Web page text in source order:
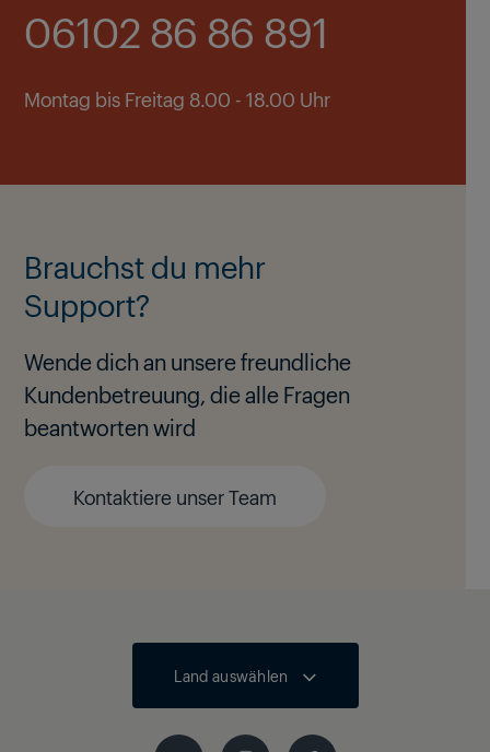
06102 86 86 891
Montag bis Freitag 8.00 - 18.00 Uhr
Brauchst du mehr
Support?
Wende dich an unsere freundliche
Kundenbetreuung, die alle Fragen
beantworten wird
Kontaktiere unser Team
Land auswählen